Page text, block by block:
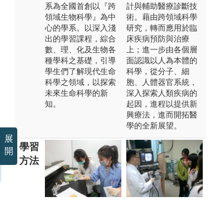
系為全國首創以『跨
領域生物科學』為中
心的學系。以深入淺
出的學習課程，綜合
數、理、化及生物各
種學科之基礎，引導
學生們了解現代生命
科學之領域，以探索
未來生命科學的新
知。
計與輔助醫療診斷技
術。藉由跨領域科學
研究，轉而應用於臨
床疾病預防與治療
上；進一步由各個層
面認識以人為本體的
科學，從分子、細
胞、人體器官系統，
深入探索人類疾病的
起因，進程以提供新
興療法，進而開拓醫
學的全新展望。
學習
方法
神經科學
展
開